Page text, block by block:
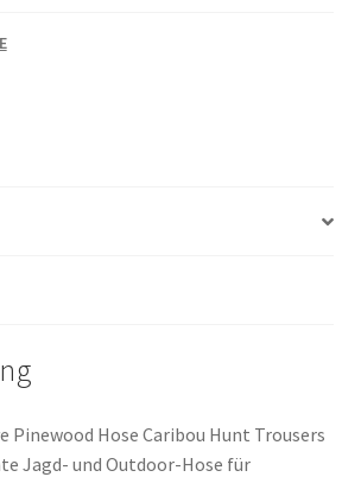
Pinewood Hose Caribou Hunt Trousers
Jagd- und Outdoor-Hose für